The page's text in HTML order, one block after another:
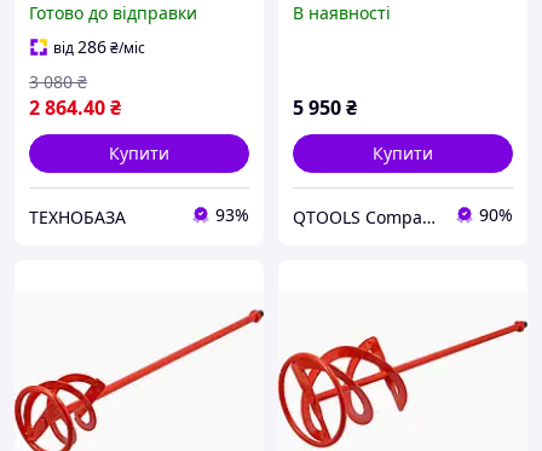
800 об/хв
Готово до відправки
від286₴/міс
2 864.40₴
3 080 ₴
Купити
ТЕХНОБАЗА 93%
Вт
В наявності
5 950₴
Купити
QTOOLS Company 90%